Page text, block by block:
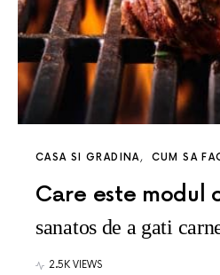
CASA SI GRADINA CUM SA
Care este modul
sanatos de a gati
2.5K VIEWS